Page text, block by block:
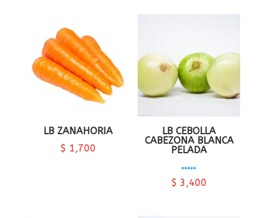
LB ZANAHORIA
$ 1,700
LB CEBOLLA
CABEZONA BLANCA
PELADA
$ 3,400